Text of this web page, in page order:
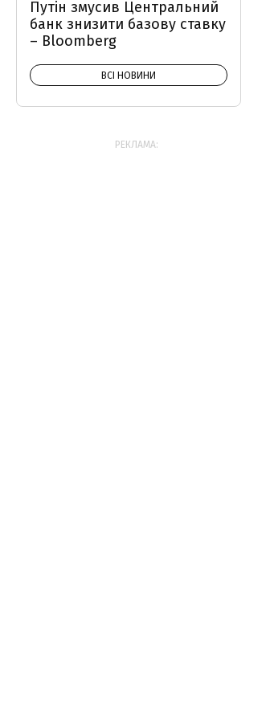
Путін змусив Центральний
банк знизити базову ставку
– Bloomberg
ВСІ НОВИНИ
РЕКЛАМА: